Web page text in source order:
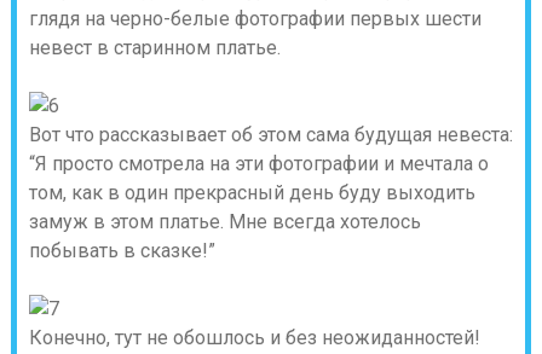
глядя на черно-белые фотографии первых шести
невест в старинном платье.
Вот что рассказывает об этом сама будущая невеста:
“Я просто смотрела на эти фотографии и мечтала о
том, как в один прекрасный день буду выходить
замуж в этом платье. Мне всегда хотелось
побывать в сказке!”
Конечно, тут не обошлось и без неожиданностей!